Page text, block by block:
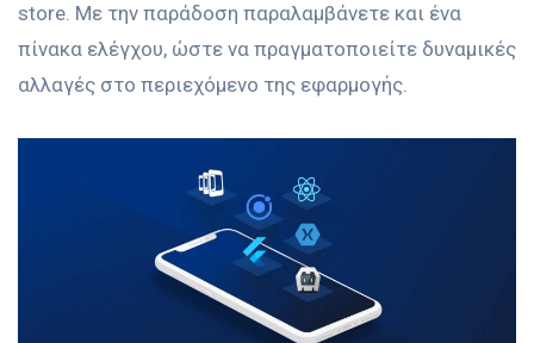
store. Με την παράδοση παραλαμβάνετε και ένα
πίνακα ελέγχου, ώστε να πραγματοποιείτε δυναμικές
αλλαγές στο περιεχόμενο της εφαρμογής.